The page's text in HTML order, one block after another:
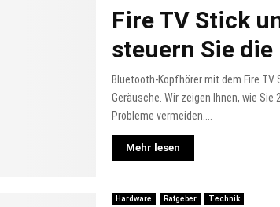
Fire TV Stick
steuern Sie
Bluetooth-Kopfhörer mit dem Fire
Geräusche. Wir zeigen Ihnen, wie
Probleme vermeiden....
Mehr lesen
Hardware Ratgeber Technik